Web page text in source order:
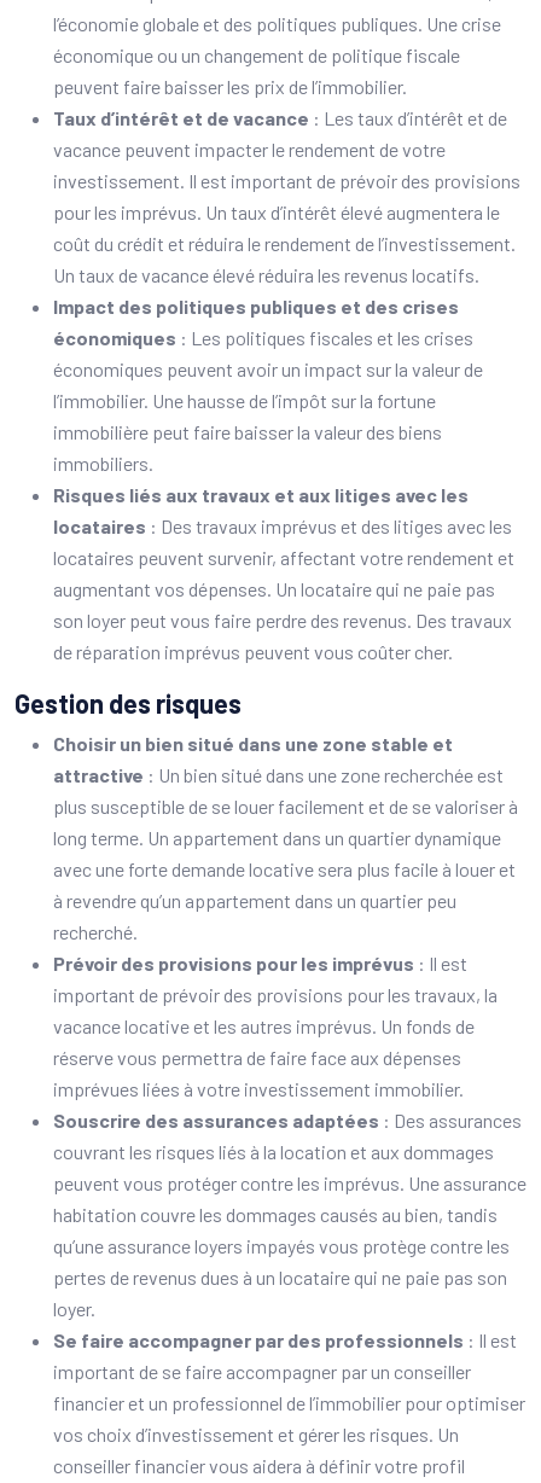
l’économie globale et des politiques publiques. Une crise
économique ou un changement de politique fiscale
peuvent faire baisser les prix de l’immobilier.
Taux d’intérêt et de vacance : Les taux d’intérêt et de
vacance peuvent impacter le rendement de votre
investissement. Il est important de prévoir des provisions
pour les imprévus. Un taux d’intérêt élevé augmentera le
coût du crédit et réduira le rendement de l’investissement.
Un taux de vacance élevé réduira les revenus locatifs.
Impact des politiques publiques et des crises
économiques : Les politiques fiscales et les crises
économiques peuvent avoir un impact sur la valeur de
l’immobilier. Une hausse de l’impôt sur la fortune
immobilière peut faire baisser la valeur des biens
immobiliers.
Risques liés aux travaux et aux litiges avec les
locataires : Des travaux imprévus et des litiges avec les
locataires peuvent survenir, affectant votre rendement et
augmentant vos dépenses. Un locataire qui ne paie pas
son loyer peut vous faire perdre des revenus. Des travaux
de réparation imprévus peuvent vous coûter cher.
Gestion des risques
Choisir un bien situé dans une zone stable et
attractive : Un bien situé dans une zone recherchée est
plus susceptible de se louer facilement et de se valoriser à
long terme. Un appartement dans un quartier dynamique
avec une forte demande locative sera plus facile à louer et
à revendre qu’un appartement dans un quartier peu
recherché.
Prévoir des provisions pour les imprévus : Il est
important de prévoir des provisions pour les travaux, la
vacance locative et les autres imprévus. Un fonds de
réserve vous permettra de faire face aux dépenses
imprévues liées à votre investissement immobilier.
Souscrire des assurances adaptées : Des assurances
couvrant les risques liés à la location et aux dommages
peuvent vous protéger contre les imprévus. Une assurance
habitation couvre les dommages causés au bien, tandis
qu’une assurance loyers impayés vous protège contre les
pertes de revenus dues à un locataire qui ne paie pas son
loyer.
Se faire accompagner par des professionnels : Il est
important de se faire accompagner par un conseiller
financier et un professionnel de l’immobilier pour optimiser
vos choix d’investissement et gérer les risques. Un
conseiller financier vous aidera à définir votre profil